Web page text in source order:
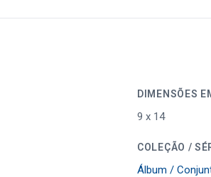
9 x 14
COLEÇÃO /
Álbum /